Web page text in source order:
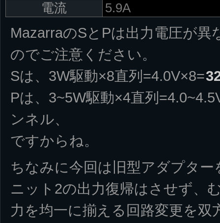
電流
5.9A
MazarraのSとPは出力電圧が
のでご注意ください。
Sは、3W駆動×8直列=4.0V×8=
Pは、3~5W駆動×4直列
ンネル、
ですからね。
ちなみに今回は旧型アダプタ
ニット2の出力復帰はさせず、
力を均一に揃える回路変更を